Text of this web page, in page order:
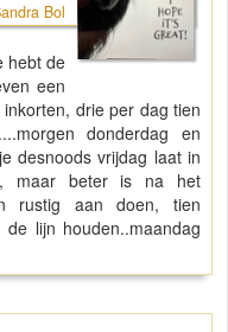
Bol
hebt de
een
drie per dag tien
donderdag en
desnoods vrijdag laat in
maar beter is na het
rustig aan doen, tien
lijn houden..maandag